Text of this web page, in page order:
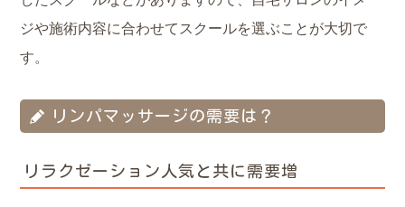
ジや施術内容に合わせてスクールを選ぶことが大切で
す。
リンパマッサージの需要は？
リラクゼーション人気と共に需要増